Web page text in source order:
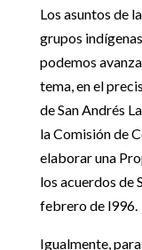
Los asuntos de
grupos
podemos
tema, en el
de San Andrés
la Comisión de
elaborar una
los acuerdos de
febrero de l996.
Igualmente,